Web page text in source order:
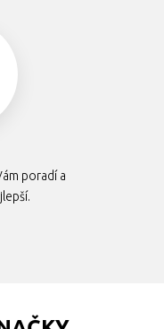
poradí a